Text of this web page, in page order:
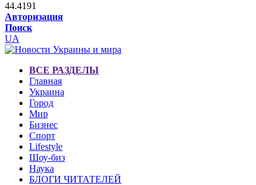
44.4191
Авторизация
Поиск
UA
ВСЕ РАЗДЕЛЫ
Главная
Украина
Город
Мир
Бизнес
Спорт
Lifestyle
Шоу-биз
Наука
БЛОГИ ЧИТАТЕЛЕЙ